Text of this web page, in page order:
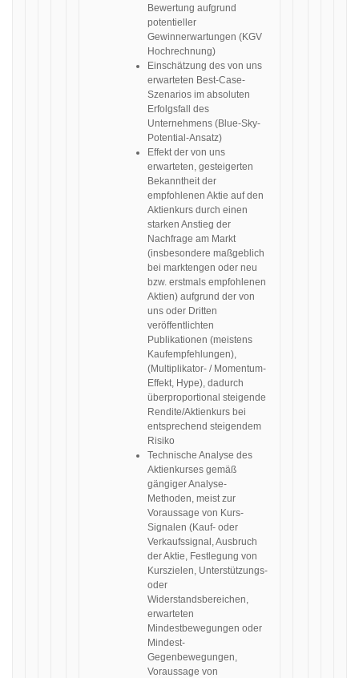
Bewertung aufgrund
potentieller
Gewinnerwartungen (KGV
Hochrechnung)
Einschätzung des von uns
erwarteten Best-Case-
Szenarios im absoluten
Erfolgsfall des
Unternehmens (Blue-Sky-
Potential-Ansatz)
Effekt der von uns
erwarteten, gesteigerten
Bekanntheit der
empfohlenen Aktie auf den
Aktienkurs durch einen
starken Anstieg der
Nachfrage am Markt
(insbesondere maßgeblich
bei marktengen oder neu
bzw. erstmals empfohlenen
Aktien) aufgrund der von
uns oder Dritten
veröffentlichten
Publikationen (meistens
Kaufempfehlungen),
(Multiplikator- / Momentum-
Effekt, Hype), dadurch
überproportional steigende
Rendite/Aktienkurs bei
entsprechend steigendem
Risiko
Technische Analyse des
Aktienkurses gemäß
gängiger Analyse-
Methoden, meist zur
Voraussage von Kurs-
Signalen (Kauf- oder
Verkaufssignal, Ausbruch
der Aktie, Festlegung von
Kurszielen, Unterstützungs-
oder
Widerstandsbereichen,
erwarteten
Mindestbewegungen oder
Mindest-
Gegenbewegungen,
Voraussage von